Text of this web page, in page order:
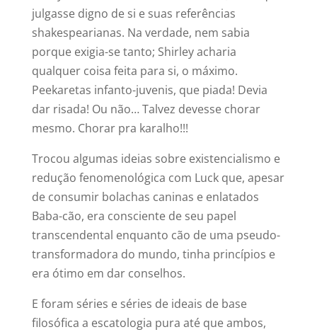
julgasse digno de si e suas referências
shakespearianas. Na verdade, nem sabia
porque exigia-se tanto; Shirley acharia
qualquer coisa feita para si, o máximo.
Peekaretas infanto-juvenis, que piada! Devia
dar risada! Ou não… Talvez devesse chorar
mesmo. Chorar pra karalho!!!
Trocou algumas ideias sobre existencialismo e
redução fenomenológica com Luck que, apesar
de consumir bolachas caninas e enlatados
Baba-cão, era consciente de seu papel
transcendental enquanto cão de uma pseudo-
transformadora do mundo, tinha princípios e
era ótimo em dar conselhos.
E foram séries e séries de ideais de base
filosófica a escatologia pura até que ambos,